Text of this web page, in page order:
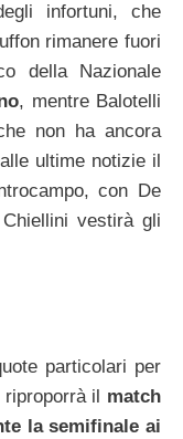
infortuni, che
rimanere fuori
della Nazionale
, mentre Balotelli
non ha ancora
ultime notizie il
con De
vestirà gli
particolari per
il match
la semifinale ai